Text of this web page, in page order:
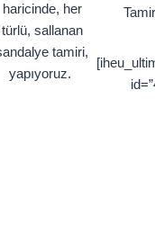
haricinde, her
türlü, sallanan
tamiri,
yapıyoruz.